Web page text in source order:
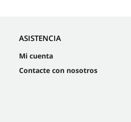
ASISTENCIA
Mi cuenta
Contacte con nosotros